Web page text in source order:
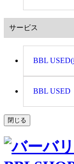
サービス
BBL
BBL
閉じる